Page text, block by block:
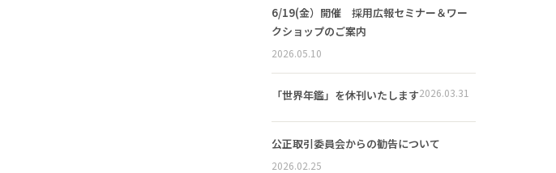
6/19(金）開催 採用広報セミナー＆ワー
クショップのご案内
2026.05.10
「世界年鑑」を休刊いたします2026.03.31
公正取引委員会からの勧告について
2026.02.25